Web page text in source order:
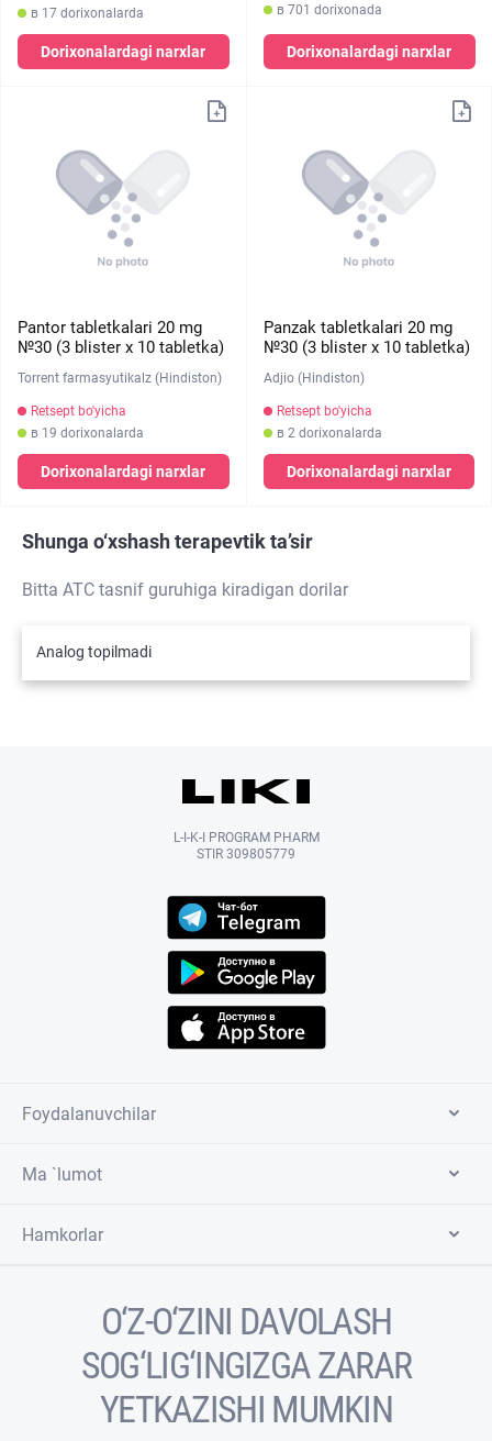
в 17 dorixonalarda
Dorixonalardagi narxlar
в 701 dorixonada
Dorixonalardagi narxlar
Pantor tabletkalari 20 mg
№30 (3 blister х 10 tabletka)
Torrent farmasyutikalz (Hindiston)
Retsept bo'yicha
в 19 dorixonalarda
Dorixonalardagi narxlar
Panzak tabletkalari 20 mg
№30 (3 blister х 10 tabletka)
Adjio (Hindiston)
Retsept bo'yicha
в 2 dorixonalarda
Dorixonalardagi narxlar
Shunga o‘xshash terapevtik ta’sir
Bitta ATC tasnif guruhiga kiradigan dorilar
Analog topilmadi
L-I-K-I PROGRAM PHARM
STIR 309805779
Foydalanuvchilar
Ma `lumot
Hamkorlar
O‘Z-O‘ZINI DAVOLASH
SOG‘LIG‘INGIZGA ZARAR
YETKAZISHI MUMKIN